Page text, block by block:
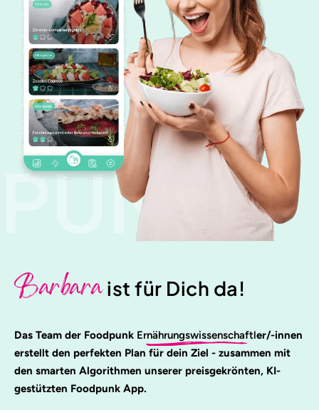
PUNK
Barbaraist für Dich da!
Das Team der Foodpunk Ernährungswissenschaftler/-innen
erstellt den perfekten Plan für dein Ziel - zusammen mit
den smarten Algorithmen unserer preisgekrönten, KI-
gestützten Foodpunk App.